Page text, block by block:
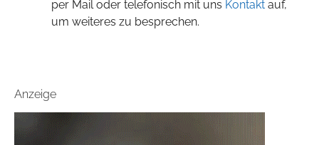
per Mail oder telefonisch mit uns Kontakt auf,
um weiteres zu besprechen.
Anzeige